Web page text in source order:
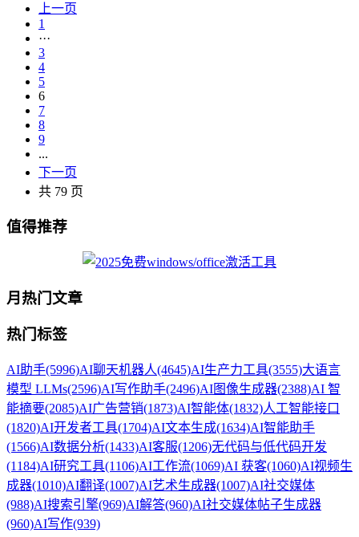
上一页
1
···
3
4
5
6
7
8
9
...
下一页
共 79 页
值得推荐
月热门文章
热门标签
AI助手(5996)AI聊天机器人(4645)AI生产力工具(3555)大语言
模型 LLMs(2596)AI写作助手(2496)AI图像生成器(2388)AI 智
能摘要(2085)AI广告营销(1873)AI智能体(1832)人工智能接口
(1820)AI开发者工具(1704)AI文本生成(1634)AI智能助手
(1566)AI数据分析(1433)AI客服(1206)无代码与低代码开发
(1184)AI研究工具(1106)AI工作流(1069)AI 获客(1060)AI视频生
成器(1010)AI翻译(1007)AI艺术生成器(1007)AI社交媒体
(988)AI搜索引擎(969)AI解答(960)AI社交媒体帖子生成器
(960)AI写作(939)